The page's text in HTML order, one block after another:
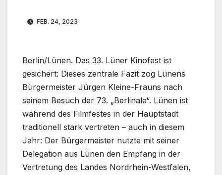
FEB. 24, 2023
Berlin/Lünen. Das 33. Lüner Kinofest ist
gesichert: Dieses zentrale Fazit zog Lünens
Bürgermeister Jürgen Kleine-Frauns nach
seinem Besuch der 73. „Berlinale“. Lünen ist
während des Filmfestes in der Hauptstadt
traditionell stark vertreten – auch in diesem
Jahr: Der Bürgermeister nutzte mit seiner
Delegation aus Lünen den Empfang in der
Vertretung des Landes Nordrhein-Westfalen,